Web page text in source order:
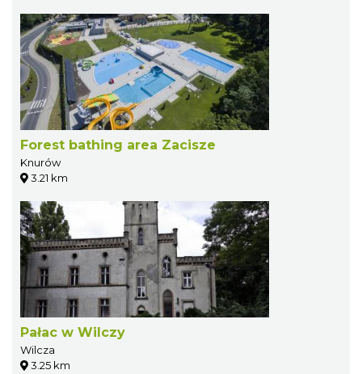
Forest bathing area Zacisze
Knurów
3.21 km
Pałac w Wilczy
Wilcza
3.25 km